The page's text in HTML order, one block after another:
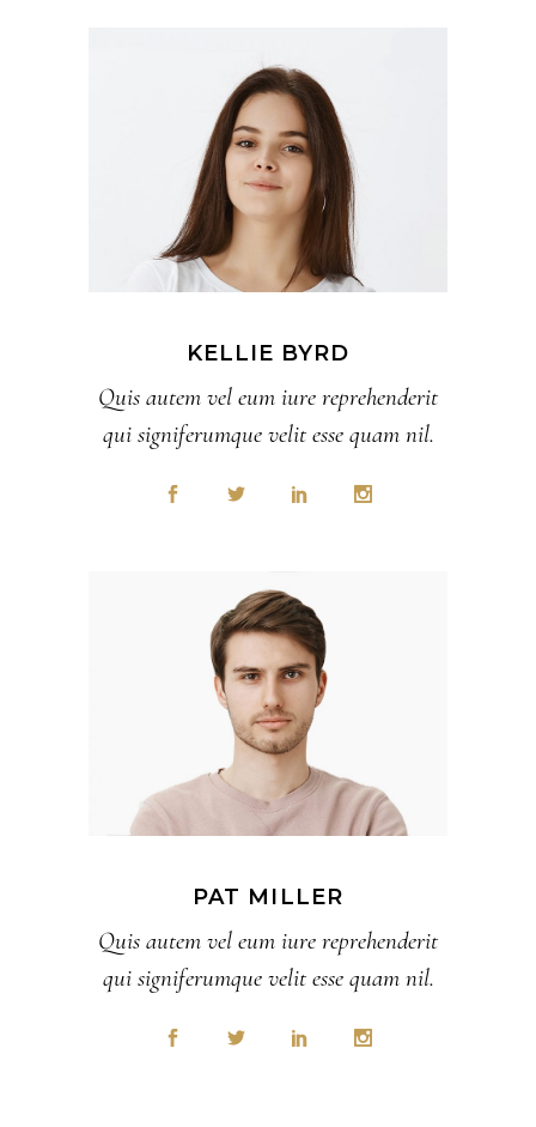
KELLIE BYRD
Quis autem vel eum iure reprehenderit
qui signiferumque velit esse quam nil.
PAT MILLER
Quis autem vel eum iure reprehenderit
qui signiferumque velit esse quam nil.